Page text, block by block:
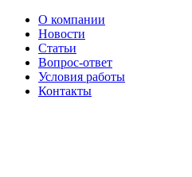
О компании
Новости
Статьи
Вопрос-ответ
Условия работы
Контакты